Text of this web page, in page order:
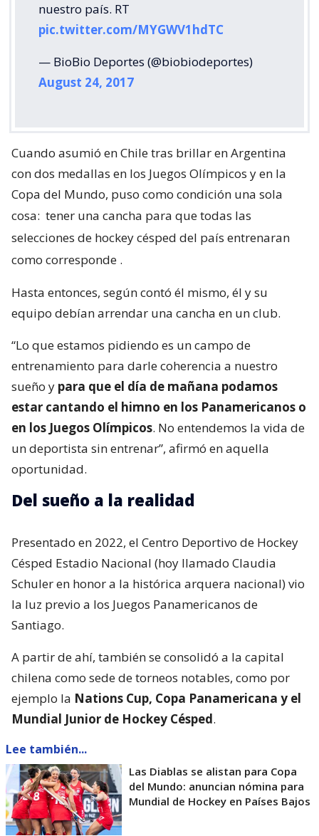
nuestro país. RT
pic.twitter.com/MYGWV1hdTC
— BioBio Deportes (@biobiodeportes)
August 24, 2017
Cuando asumió en Chile tras brillar en Argentina
con dos medallas en los Juegos Olímpicos y en la
Copa del Mundo, puso como condición una sola
cosa: tener una cancha para que todas las
selecciones de hockey césped del país entrenaran
como corresponde .
Hasta entonces, según contó él mismo, él y su
equipo debían arrendar una cancha en un club.
“Lo que estamos pidiendo es un campo de
entrenamiento para darle coherencia a nuestro
sueño y para que el día de mañana podamos
estar cantando el himno en los Panamericanos o
en los Juegos Olímpicos. No entendemos la vida de
un deportista sin entrenar”, afirmó en aquella
oportunidad.
Del sueño a la realidad
Presentado en 2022, el Centro Deportivo de Hockey
Césped Estadio Nacional (hoy llamado Claudia
Schuler en honor a la histórica arquera nacional) vio
la luz previo a los Juegos Panamericanos de
Santiago.
A partir de ahí, también se consolidó a la capital
chilena como sede de torneos notables, como por
ejemplo la Nations Cup, Copa Panamericana y el
Mundial Junior de Hockey Césped.
Lee también...
Las Diablas se alistan para Copa
del Mundo: anuncian nómina para
Mundial de Hockey en Países Bajos